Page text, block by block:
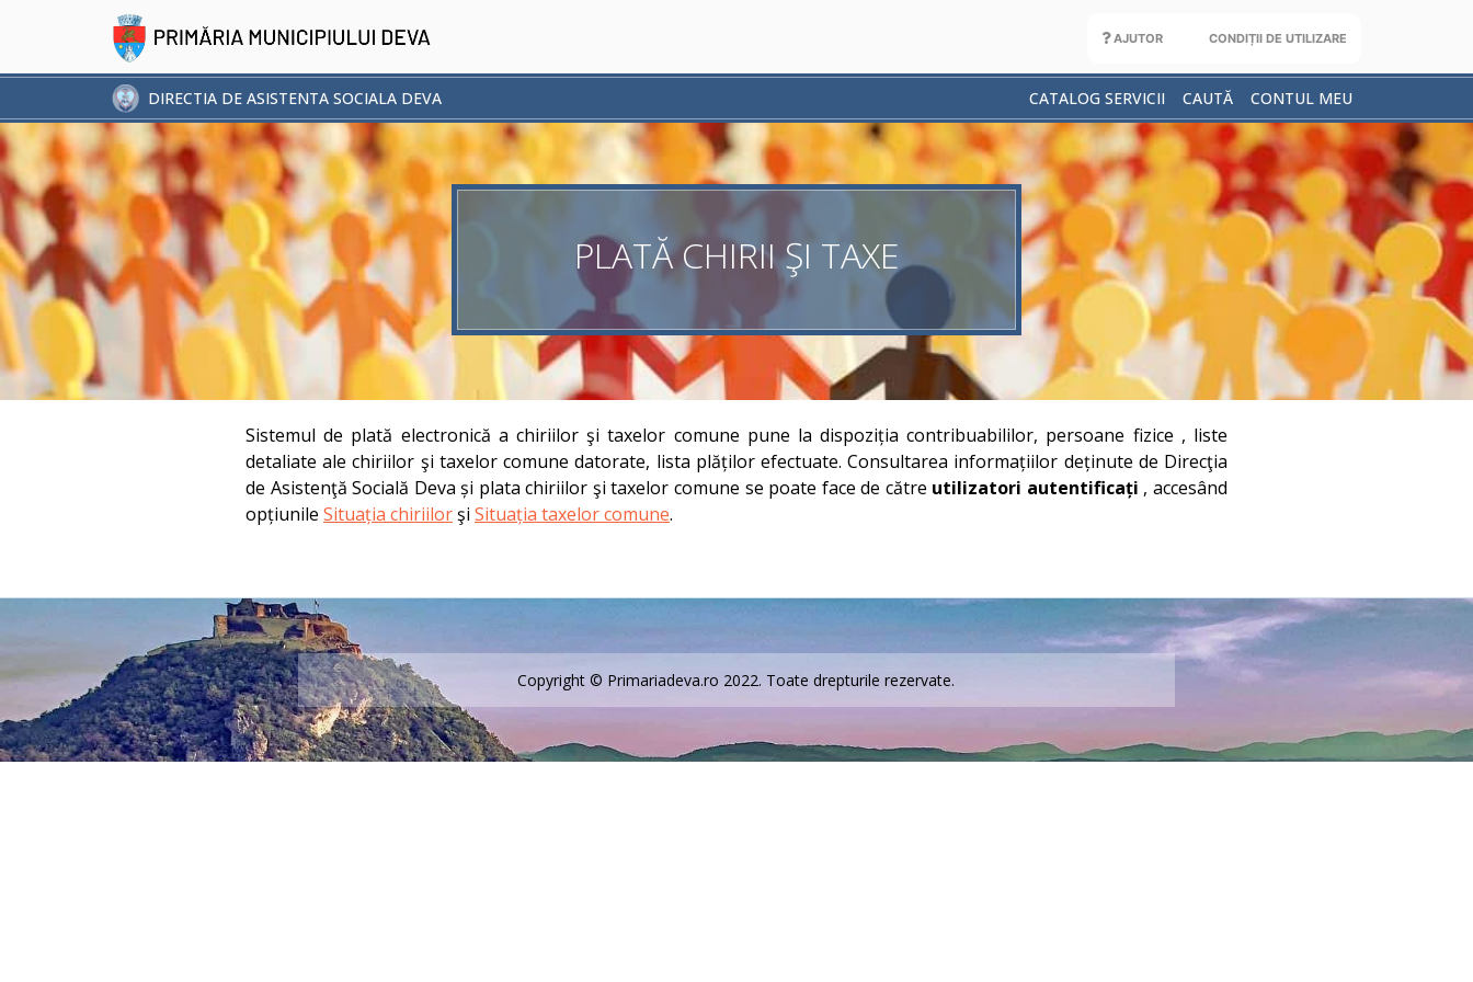
AJUTOR CONDIȚII DE UTILIZARE
DIRECTIA DE ASISTENTA SOCIALA DEVA CATALOG SERVICII CAUTĂ CONTUL MEU
PLATĂ CHIRII ŞI TAXE
Sistemul de plată electronică a chiriilor şi taxelor comune pune la dispoziția contribuabililor, persoane fizice , liste
detaliate ale chiriilor şi taxelor comune datorate, lista plăților efectuate. Consultarea informațiilor deținute de Direcţia
de Asistenţă Socială Deva și plata chiriilor şi taxelor comune se poate face de către utilizatori autentificați , accesând
opțiunile Situația chiriilorşi Situația taxelor comune.
Copyright © Primariadeva.ro 2022. Toate drepturile rezervate.